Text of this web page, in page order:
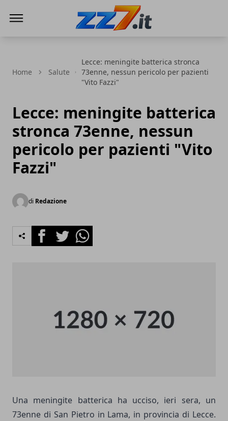
Home Salute
Lecce: meningite batterica stronca
73enne, nessun pericolo per pazienti
"Vito Fazzi"
Lecce: meningite batterica
stronca 73enne, nessun
pericolo per pazienti "Vito
Fazzi"
di Redazione
FacebookTwitterWhatsapp
Una meningite batterica ha ucciso, ieri sera, un
73enne di San Pietro in Lama, in provincia di Lecce.